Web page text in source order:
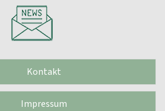
Kontakt
Impressum